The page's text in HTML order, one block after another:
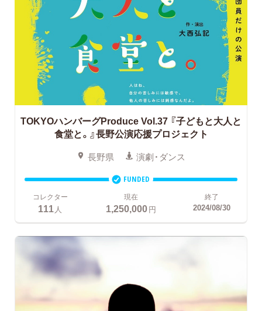
TOKYOハンバーグProduce Vol.37 『子どもと大人と
食堂と。』長野公演応援プロジェクト
長野県 演劇・ダンス
FUNDED
コレクター
111 人
現在
1,250,000円
終了
2024/08/30